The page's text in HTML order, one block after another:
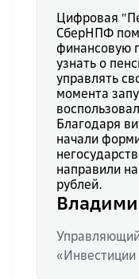
Цифровая
СберНПФ
финансовую
узнать о
управлять
момента
Благодаря
начали
направили
рублей.